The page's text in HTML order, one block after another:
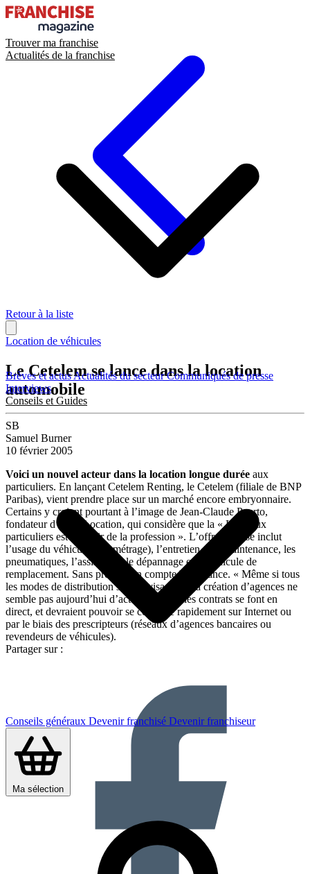
Trouver ma franchise
Actualités de la franchise
Brèves et actusActualités du secteurCommuniqués de presse
Interviews
Conseils et Guides
Conseils généraux Devenir franchisé Devenir franchiseur
Ma sélection
Retour à la liste
Location de véhicules
Le Cetelem se lance dans la location
automobile
SB
Samuel Burner
10 février 2005
Voici un nouvel acteur dans la location longue durée aux
particuliers. En lançant Cetelem Renting, le Cetelem (filiale de BNP
Paribas), vient prendre place sur un marché encore embryonnaire.
Certains y croient pourtant à l’image de Jean-Claude Puerto,
fondateur d’Ucar Location, qui considère que la « LLD aux
particuliers est l’avenir de la profession ». L’offre de base inclut
l’usage du véhicule (kilométrage), l’entretien et la maintenance, les
pneumatiques, l’assistance, le dépannage et le véhicule de
remplacement. Sans prendre en compte l’assurance. « Même si tous
les modes de distribution sont envisagés », la création d’agences ne
semble pas aujourd’hui d’actualité. Tous les contrats se font en
direct, et devraient pouvoir se conclure rapidement sur Internet ou
par le biais des prescripteurs (réseaux d’agences bancaires ou
revendeurs de véhicules).
Partager sur :